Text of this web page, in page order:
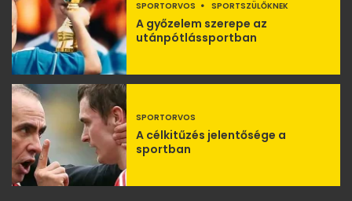
SPORTORVOS SPORTSZÜLŐKNEK
A győzelem szerepe az
utánpótlássportban
SPORTORVOS
A célkitűzés jelentősége a
sportban